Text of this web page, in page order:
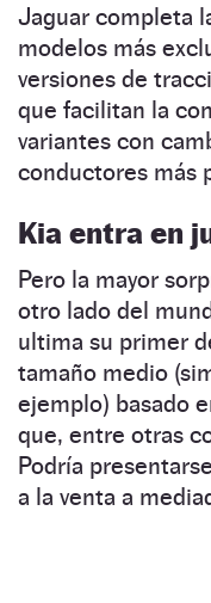
Jaguar completa
modelos más
versiones de
que facilitan la
variantes con
conductores más
Kia entra en
Pero la mayor
otro lado del
ultima su primer
tamaño medio
ejemplo) basado
que, entre otras
Podría
a la venta a